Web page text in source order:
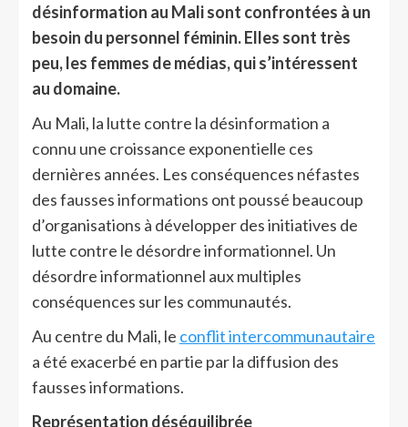
désinformation au Mali sont confrontées à un
besoin du personnel féminin. Elles sont très
peu, les femmes de médias, qui s’intéressent
au domaine.
Au Mali, la lutte contre la désinformation a
connu une croissance exponentielle ces
dernières années. Les conséquences néfastes
des fausses informations ont poussé beaucoup
d’organisations à développer des initiatives de
lutte contre le désordre informationnel. Un
désordre informationnel aux multiples
conséquences sur les communautés.
Au centre du Mali, le conflit intercommunautaire
a été exacerbé en partie par la diffusion des
fausses informations.
Représentation déséquilibrée